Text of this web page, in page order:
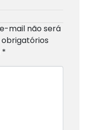
mail não será
*